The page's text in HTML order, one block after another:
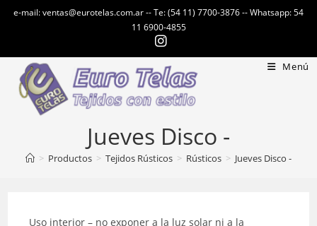
e-mail: ventas@eurotelas.com.ar -- Te: (54 11) 7700-3876 -- Whatsapp: 54
11 6900-4855
Menú
Jueves Disco -
> Productos > Tejidos Rústicos > Rústicos > Jueves Disco -
Uso interior – no exponer a la luz solar ni a la